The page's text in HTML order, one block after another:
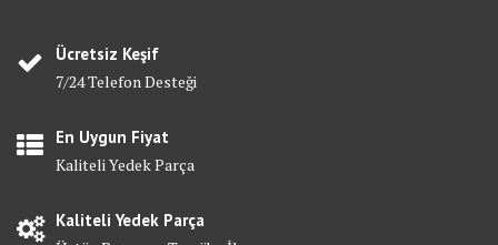
Ücretsiz Keşif
7/24 Telefon Desteği
En Uygun Fiyat
Kaliteli Yedek Parça
Kaliteli Yedek Parça